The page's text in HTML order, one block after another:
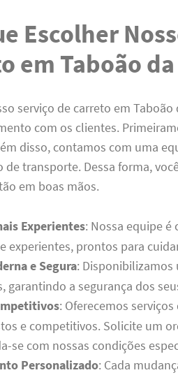
Escolher
em Taboão da
serviço de carreto em
com os clientes.
disso, contamos com uma
transporte. Dessa forma,
em boas mãos.
Experientes: Nossa equipe
experientes, prontos para
e Segura: Disponibilizamos
garantindo a segurança dos
: Oferecemos
e competitivos. Solicite um
se com nossas condições
Personalizado: Cada